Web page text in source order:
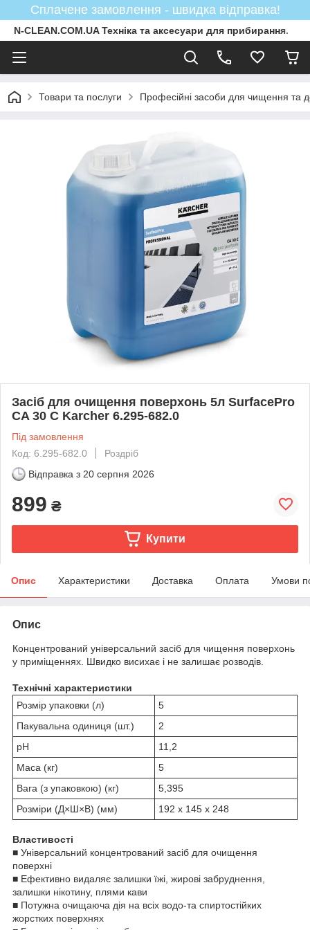
Сплачене замовлення - швидка відправка!
N-CLEAN.COM.UA Техніка та аксесуари для прибирання.
Товари та послуги Професійні засоби для чищення та
Засіб для очищення поверхонь 5л SurfacePro
CA 30 C Karcher 6.295-682.0
Під замовлення
Код: 6.295-682.0
Роздріб
Відправка з 20 серпня 2026
899 ₴
Купити
Опис Характеристики Доставка Оплата Умови
Опис
Концентрований універсальний засіб для чищення поверхонь
у приміщеннях. Швидко висихає і не залишає розводів.
Технічні характеристики
Розмір упаковки (л)
5
Пакувальна одиниця (шт.)
2
pH
11,2
Маса (кг)
5
Вага (з упаковкою) (кг)
5,395
Розміри (Д×Ш×В) (мм)
192 x 145 x 248
Властивості
■ Універсальний концентрований засіб для очищення
поверхні
■ Ефективно видаляє залишки їжі, жирові забруднення,
залишки нікотину, плями кави
■ Потужна очищаюча дія на всіх водо-та спиртостійких
жорстких поверхнях